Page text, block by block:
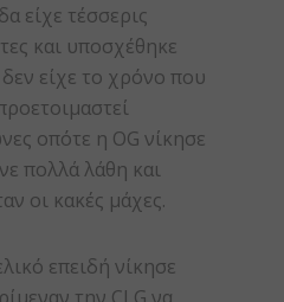
είχε τέσσερις
και υποσχέθηκε
δεν είχε το χρόνο που
οπότε η OG νίκησε
πολλά λάθη και
οι κακές μάχες.
επειδή νίκησε